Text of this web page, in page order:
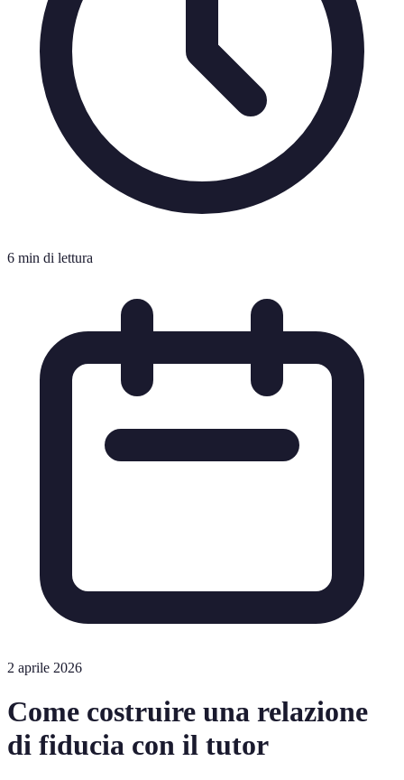
6 min di lettura
2 aprile 2026
Come costruire una relazione
di fiducia con il tutor